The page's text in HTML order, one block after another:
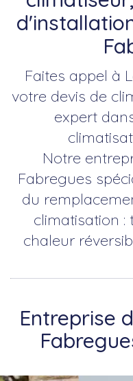
Faites appel à
votre devis de
expert
Notre
Fabregues
du
climatisation :
chaleur
Entreprise